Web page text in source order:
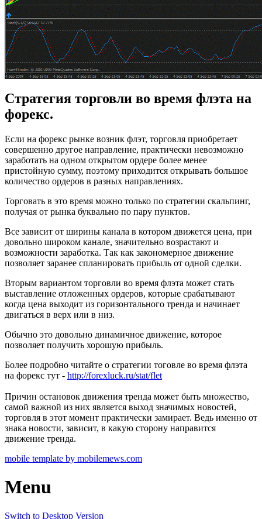
Стратегия торговли во время флэта на
форекс.
Если на форекс рынке возник флэт, торговля приобретает
совершенно другое направление, практически невозможно
заработать на одном открытом ордере более менее
пристойную сумму, поэтому приходится открывать большое
количество ордеров в разных направлениях.
Торговать в это время можно только по стратегии скальпинг,
получая от рынка буквально по пару пунктов.
Все зависит от ширины канала в котором движется цена, при
довольно широком канале, значительно возрастают и
возможности заработка. Так как закономерное движение
позволяет заранее спланировать прибыль от одной сделки.
Вторым вариантом торговли во время флэта может стать
выставление отложенных ордеров, которые срабатывают
когда цена выходит из горизонтального тренда и начинает
двигаться в верх или в низ.
Обычно это довольно динамичное движение, которое
позволяет получить хорошую прибыль.
Более подробно читайте о стратегии тоговле во время флэта
на форекс тут - http://forexluck.ru/stat/flet
Причин остановок движения тренда может быть множество,
самой важной из них является выход значимых новостей,
торговля в этот момент практически замирает. Ведь именно от
знака новости, зависит, в какую сторону направится
движение тренда.
mobile template by mobilemews.com
Menu
Switch to Desktop Version